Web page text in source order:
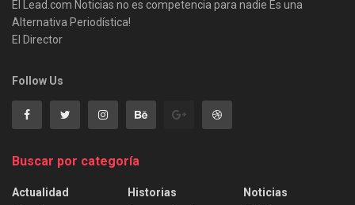
El Lead.com Noticias no es competencia para nadie Es una
Alternativa Periodística!
El Director
Follow Us
Buscar por categoría
Actualidad
Historias
Noticias